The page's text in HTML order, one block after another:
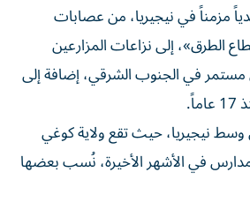
مزمناً في نيجيريا، من عصابات
الطرق»، إلى نزاعات المزارعين
مستمر في الجنوب الشرقي، إضافة إلى
نيجيريا، حيث تقع ولاية كوغي
في الأشهر الأخيرة، نُسب بعضها